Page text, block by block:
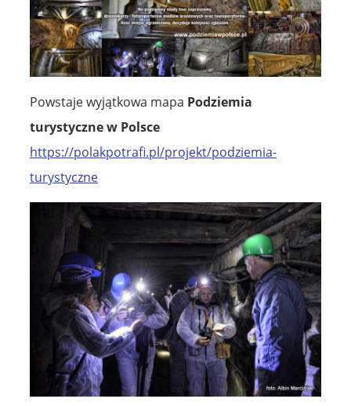
Powstaje wyjątkowa mapa Podziemia
turystyczne w Polsce
https://polakpotrafi.pl/projekt/podziemia-
turystyczne